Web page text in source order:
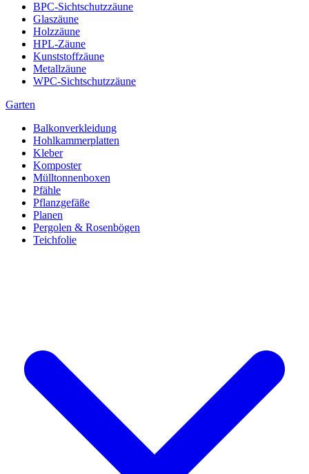
BPC-Sichtschutzzäune
Glaszäune
Holzzäune
HPL-Zäune
Kunststoffzäune
Metallzäune
WPC-Sichtschutzzäune
Garten
Balkonverkleidung
Hohlkammerplatten
Kleber
Komposter
Mülltonnenboxen
Pfähle
Pflanzgefäße
Planen
Pergolen & Rosenbögen
Teichfolie